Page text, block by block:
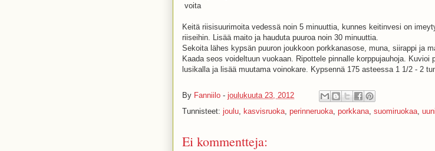
voita
Keitä riisisuurimoita vedessä noin 5 minuuttia, kunnes keitinvesi on
riiseihin. Lisää maito ja hauduta puuroa noin 30 minuuttia.
Sekoita lähes kypsän puuron joukkoon porkkanasose, muna, siirappi ja
Kaada seos voideltuun vuokaan. Ripottele pinnalle korppujauhoja. Kuvioi
lusikalla ja lisää muutama voinokare. Kypsennä 175 asteessa 1 1/2 - 2
By Fanniilo - joulukuuta 23, 2012
Tunnisteet: joulu, kasvisruoka, perinneruoka, porkkana, suomiruokaa,
Ei kommentteja: